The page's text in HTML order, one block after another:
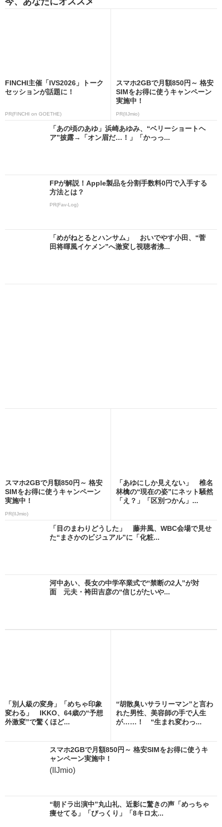
FINCHI主催「IVS2026」トーク
セッションが話題に！
PR(FINCHI on GOETHE)
スマホ2GBで月額850円～ 格安
SIMをお得に使うキャンペーン
実施中！
PR(IIJmio)
「あの頃のあゆ」浜崎あゆみ、“ベリーショートヘ
ア”披露→「オン眉だ…！」「かっっ...
FPが解説！Apple製品を分割手数料0円で入手する
方法とは？
PR(Fav-Log)
「めがねとるとハンサム」 おいでやす小田、“菅
田将暉風イケメン”へ激変し視聴者沸...
スマホ2GBで月額850円～ 格安
SIMをお得に使うキャンペーン
実施中！
PR(IIJmio)
「あゆにしか見えない」 椎名
林檎の“現在の姿”にネット騒然
「え？」「区別つかん」...
「目のまわりどうした」 藤井風、WBC会場で見せ
た“まさかのビジュアル”に「化粧...
河中あい、長女の中学卒業式で“禁断の2人”が対
面 元夫・袴田吉彦の“信じがたいや...
「別人級の変身」「めちゃ印象
変わる」 IKKO、64歳の“予想
外激変”で驚くほど...
“胡散臭いサラリーマン”と言わ
れた男性、美容師の手で人生
が……！ “生まれ変わっ...
スマホ2GBで月額850円～ 格安SIMをお得に使うキ
ャンペーン実施中！
(IIJmio)
“朝ドラ出演中”丸山礼、近影に驚きの声「めっちゃ
痩せてる」「びっくり」「8キロ太...